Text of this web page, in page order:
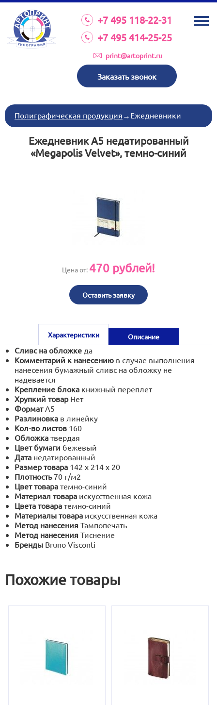
+7 495 118-22-31
+7 495 414-25-25
print@artoprint.ru
Заказать звонок
О КОМПАНИИ
УСЛУГИ
КАТАЛОГ
ТРЕБОВАНИЯ К МАКЕТАМ
НОВОСТИ
ИНВЕСТИЦИИ
КОНТАКТЫ
пн-пт 8:30 17:00
Полиграфическая продукция → Ежедневники
Ежедневник А5 недатированный
«Megapolis Velvet», темно-синий
Цена от: 470 рублей!
Оставить заявку
Характеристики Описание
Сливс на обложке да
Комментарий к нанесению в случае выполнения
нанесения бумажный сливс на обложку не
надевается
Крепление блока книжный переплет
Хрупкий товар Нет
Формат А5
Разлиновка в линейку
Кол-во листов 160
Обложка твердая
Цвет бумаги бежевый
Дата недатированный
Размер товара 142 х 214 х 20
Плотность 70 г/м2
Цвет товара темно-синий
Материал товара искусственная кожа
Цвета товара темно-синий
Материалы товара искусственная кожа
Метод нанесения Тампопечать
Метод нанесения Тиснение
Бренды Bruno Visconti
Похожие товары